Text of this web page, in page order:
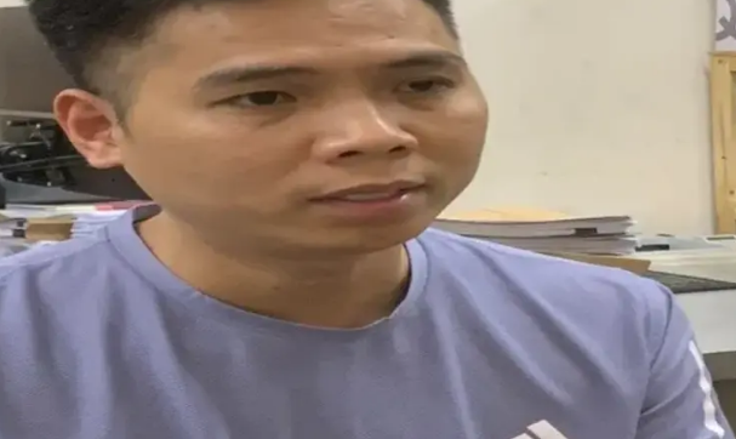
Việt
Các show khác
Các chương trình
khác